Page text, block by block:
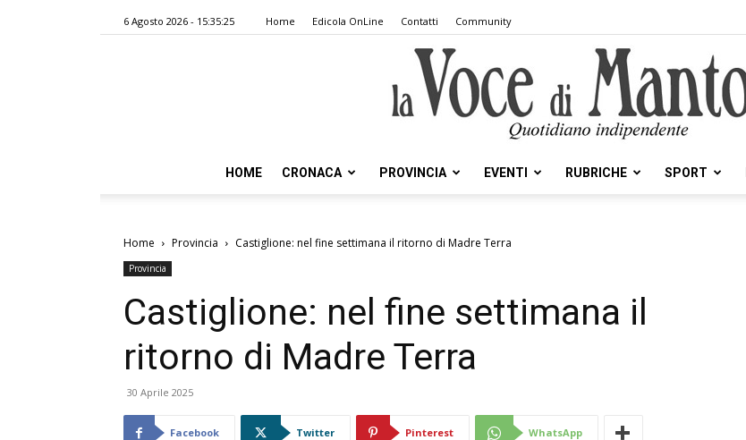
6 Agosto 2026 - 15:35:25 Home Edicola OnLine Contatti Community
Voce
HOME CRONACA PROVINCIA EVENTI RUBRICHE SPORT
Home Provincia Castiglione: nel fine settimana il ritorno di Madre Terra
Provincia
Castiglione: nel fine settimana il
ritorno di Madre Terra
30 Aprile 2025
Facebook Twitter Pinterest WhatsApp